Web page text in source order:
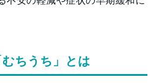
ちうち」とは